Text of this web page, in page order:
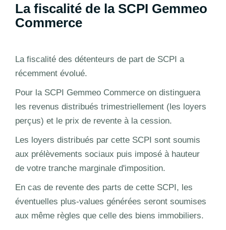
La fiscalité de la SCPI Gemmeo
Commerce
La fiscalité des détenteurs de part de SCPI a
récemment évolué.
Pour la SCPI Gemmeo Commerce on distinguera
les revenus distribués trimestriellement (les loyers
perçus) et le prix de revente à la cession.
Les loyers distribués par cette SCPI sont soumis
aux prélèvements sociaux puis imposé à hauteur
de votre tranche marginale d'imposition.
En cas de revente des parts de cette SCPI, les
éventuelles plus-values générées seront soumises
aux même règles que celle des biens immobiliers.